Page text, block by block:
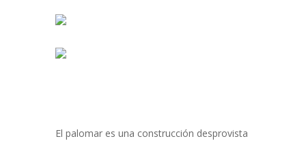
El palomar es una construcción desprovista